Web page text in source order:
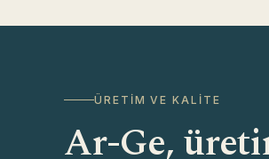
ÜRETIM VE KALITE
Ar-Ge,